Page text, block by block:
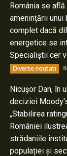
România se
amenințării unui
complet dacă
energetice se
Specialiștii cer
Diverse noutati
Nicușor Dan, în
deciziei
„Stabilirea
României
strădaniile
populației și